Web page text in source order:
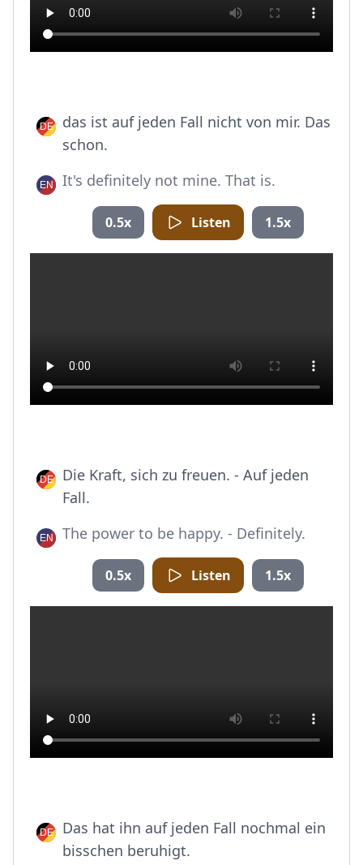
das ist auf jeden Fall nicht von mir. Das
schon.
It's definitely not mine. That is.
0.5x Listen 1.5x
Die Kraft, sich zu freuen. - Auf jeden
Fall.
The power to be happy. - Definitely.
0.5x Listen 1.5x
Das hat ihn auf jeden Fall nochmal ein
bisschen beruhigt.